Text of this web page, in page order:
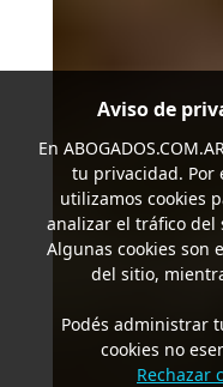
Aviso de
En
tu privacidad. Por
utilizamos cookies
analizar el tráfico del
Algunas cookies son
del sitio,
Podés administrar
cookies no
Rechazar